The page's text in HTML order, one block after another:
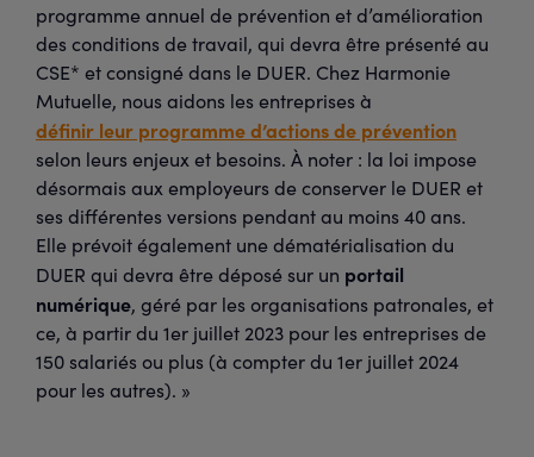
programme annuel de prévention et d’amélioration
des conditions de travail, qui devra être présenté au
CSE* et consigné dans le DUER. Chez Harmonie
Mutuelle, nous aidons les entreprises à
définir leur programme d’actions de prévention
selon leurs enjeux et besoins. À noter : la loi impose
désormais aux employeurs de conserver le DUER et
ses différentes versions pendant au moins 40 ans.
Elle prévoit également une dématérialisation du
DUER qui devra être déposé sur un portail
numérique, géré par les organisations patronales, et
ce, à partir du 1er juillet 2023 pour les entreprises de
150 salariés ou plus (à compter du 1er juillet 2024
pour les autres). »